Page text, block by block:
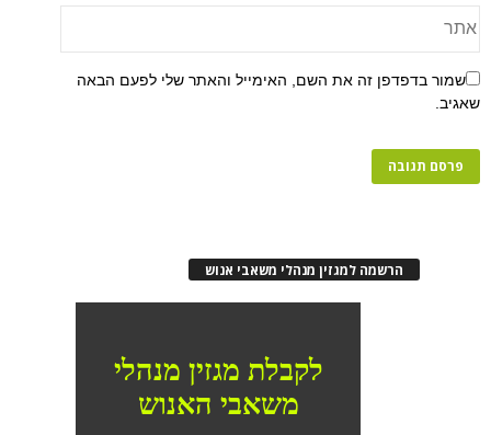
שמור בדפדפן זה את השם, האימייל והאתר שלי לפעם הבאה
שאגיב.
הרשמה למגזין מנהלי משאבי אנוש